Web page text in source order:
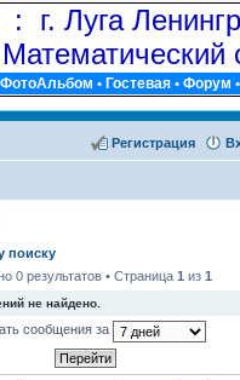
г. Луга
ФотоАльбом • Гостевая • Форум •
Регистрация
поиску
0 результатов • Страница 1 из 1
не найдено.
сообщения за